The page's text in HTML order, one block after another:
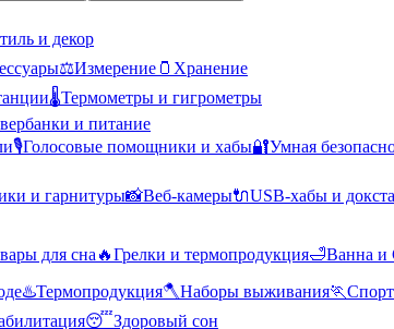
и декор
⚖️Измерение 🫙 Хранение
🌡️Термометры и гигрометры
и питание
🎙️Голосовые помощники и хабы🔐Умная
и гарнитуры📸Веб-камеры🔌USB-хабы и
для сна 🔥Грелки и термопродукция🛁Ванна
♨️Термопродукция🪓Наборы выживания🏃
😴Здоровый сон